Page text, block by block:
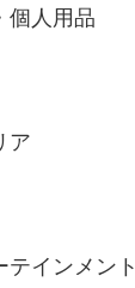
個人用品
ア
テインメント